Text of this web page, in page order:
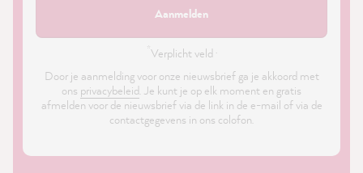
Aanmelden
Verplicht veld ·
Door je aanmelding voor onze nieuwsbrief ga je akkoord met
ons privacybeleid. Je kunt je op elk moment en gratis
afmelden voor de nieuwsbrief via de link in de e-mail of via de
contactgegevens in ons colofon.